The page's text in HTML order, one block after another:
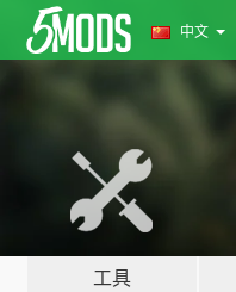
中文
工具